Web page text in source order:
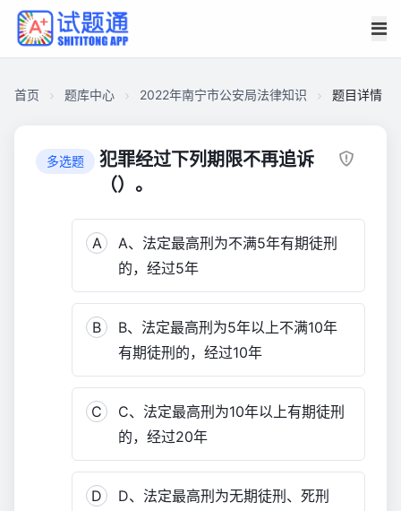
首页 题库中心 2022年南宁市公安局法律知识 题目详情
2022多选题
犯罪经过下列期限不再追诉
（）。
A
A、法定最高刑为不满5年有期徒刑
的，经过5年
B
B、法定最高刑为5年以上不满10年
有期徒刑的，经过10年
C
C、法定最高刑为10年以上有期徒刑
的，经过20年
D
D、法定最高刑为无期徒刑、死刑